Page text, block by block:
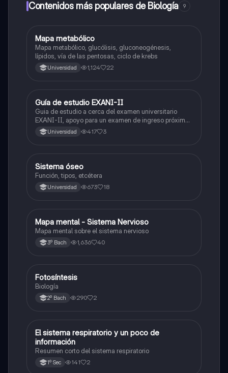
Contenidos más populares de Biología 9
Biología
Mapa metabólico
Mapa metabólico, glucólisis, gluconeogénesis,
lípidos, vía de las pentosas, ciclo de krebs
Universidad 1,124 22
Historia
Guía de estudio EXANI-II
Guia de estudio a cerca del examen universitario
EXANI-II, apoyo para un examen de ingreso próximo
2026.Universidad 417 3
Biología
Sistema óseo
Función, tipos, etcétera
Universidad 673 18
Biología
Mapa mental - Sistema Nervioso
Mapa mental sobre el sistema nervioso
3º Bach 1,636 40
Biología
Fotosíntesis
Biología
2º Bach 290 2
Biología
El sistema respiratorio y un poco de
información
Resumen corto del sistema respiratorio
1º Sec 141 2